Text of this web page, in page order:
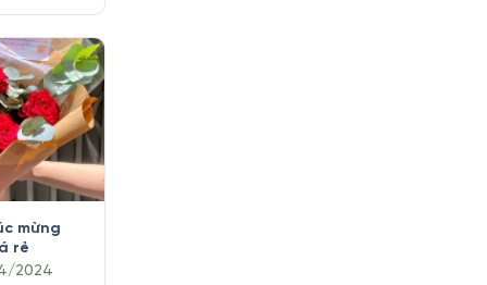
nhiều bạn
muốn
trao gửi
sức
thành.
hiểu
mừng
rẻ
2024